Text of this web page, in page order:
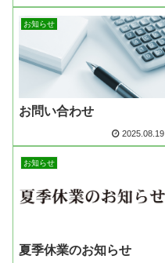
お知らせ
お問い合わせ
2025.08.19
お知らせ
夏季休業のお知らせ